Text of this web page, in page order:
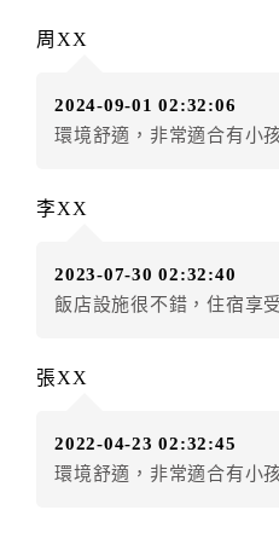
房者應補足差額。（限原訂飯
房者不得要求退其差額。（
額3個月
．訂房者使用「保留住宿金
店客滿，敬請及早計畫，如
．每筆訂單異動限定乙次，
訂房者應補足差額。 限原訂
周XX
2024-09-01 02:32:06
環境舒適，非常適合有小
李XX
2023-07-30 02:32:40
飯店設施很不錯，住宿享
張XX
2022-04-23 02:32:45
環境舒適，非常適合有小